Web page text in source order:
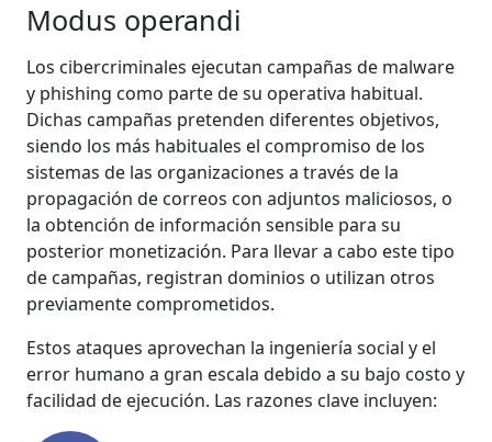
Modus operandi
Los cibercriminales ejecutan campañas de malware
y phishing como parte de su operativa habitual.
Dichas campañas pretenden diferentes objetivos,
siendo los más habituales el compromiso de los
sistemas de las organizaciones a través de la
propagación de correos con adjuntos maliciosos, o
la obtención de información sensible para su
posterior monetización. Para llevar a cabo este tipo
de campañas, registran dominios o utilizan otros
previamente comprometidos.
Estos ataques aprovechan la ingeniería social y el
error humano a gran escala debido a su bajo costo y
facilidad de ejecución. Las razones clave incluyen: